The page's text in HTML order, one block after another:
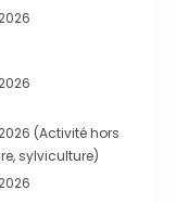
(Activité hors
sylviculture)